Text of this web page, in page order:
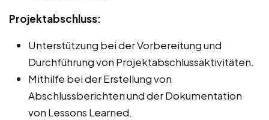
Projektabschluss:
Unterstützung bei der Vorbereitung und
Durchführung von Projektabschlussaktivitäten.
Mithilfe bei der Erstellung von
Abschlussberichten und der Dokumentation
von Lessons Learned.